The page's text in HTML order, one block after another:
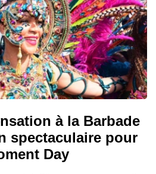
à la Barbade
spectaculaire pour
Day